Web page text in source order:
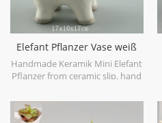
Elefant Pflanzer Vase weiß
Keramik Tier Topf
Handmade Keramik Mini Elefant
Pflanzer from ceramic slip. hand
finish with grey foot accent.